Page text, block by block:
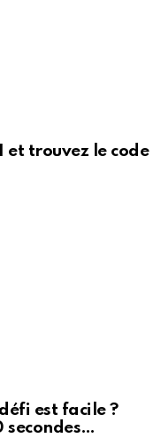
et trouvez le code
est facile ?
secondes…